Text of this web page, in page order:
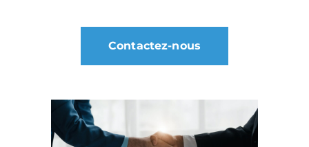
Contactez-nous